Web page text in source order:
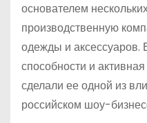
основателем
производственную
одежды и аксессуаров.
способности и
сделали ее одной из
российском шоу-